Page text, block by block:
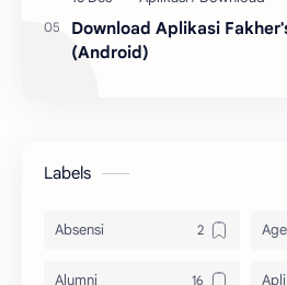
Download Aplikasi
(Android)
Labels
Absensi
Alumni